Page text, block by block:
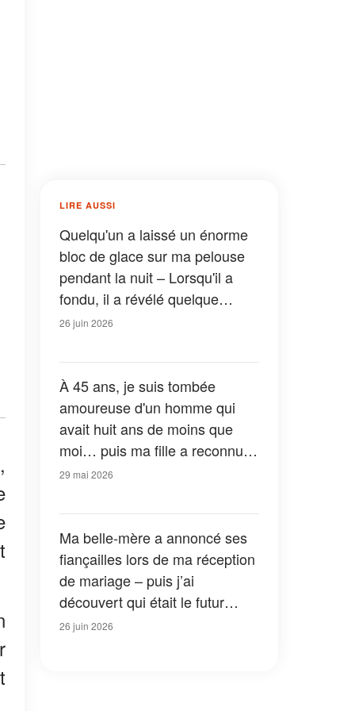
LIRE AUSSI
Quelqu'un a laissé un énorme
bloc de glace sur ma pelouse
pendant la nuit – Lorsqu'il a
fondu, il a révélé quelque
chose qui a amené les
26 juin 2026
À 45 ans, je suis tombée
amoureuse d'un homme qui
avait huit ans de moins que
moi… puis ma fille a reconnu
son visage
29 mai 2026
Ma belle-mère a annoncé ses
fiançailles lors de ma réception
de mariage – puis j’ai
découvert qui était le futur
marié
26 juin 2026